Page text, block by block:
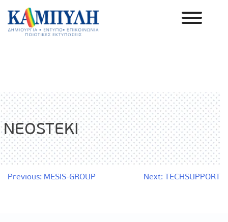
Skip
content
NEOSTEKI
Πλοήγηση
Previous: MESIS-GROUP Next: TECHSUPPORT